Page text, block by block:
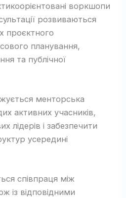
воркшопи
розвиваються
проєктного
планування,
та публічної
менторська
активних учасників,
лідерів і забезпечити
усередині
співпраця між
із відповідними